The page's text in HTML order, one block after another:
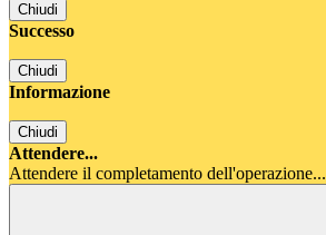
Chiudi
Successo
Chiudi
Informazione
Chiudi
Attendere...
Attendere il completamento dell'operazione...